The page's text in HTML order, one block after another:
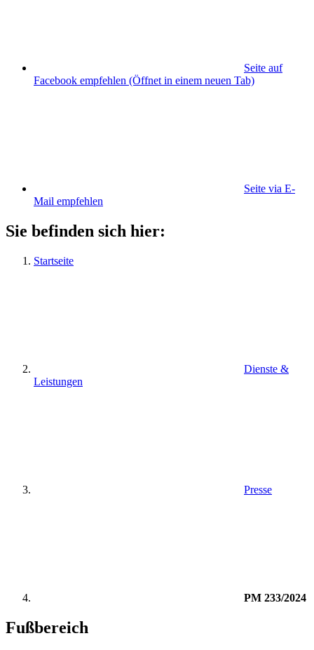
Seite auf
Facebook empfehlen (Öffnet in einem neuen Tab)
Seite via E-
Mail empfehlen
Sie befinden sich hier:
Startseite
Dienste &
Leistungen
Presse
PM 233/2024
Fußbereich